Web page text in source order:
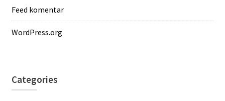
Feed komentar
WordPress.org
Categories